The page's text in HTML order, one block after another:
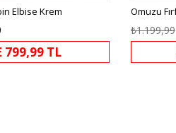
Elbise Krem
799,99 TL
₺1.199,99